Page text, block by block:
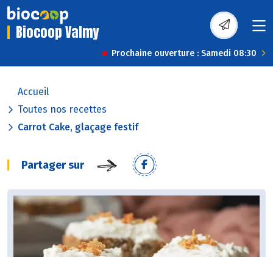
Biocoop Valmy
Prochaine ouverture : Samedi 08:30
Accueil
Toutes nos recettes
Carrot Cake, glaçage festif
Partager sur